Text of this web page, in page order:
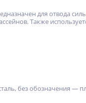
для отвода
Также
без обозначения —